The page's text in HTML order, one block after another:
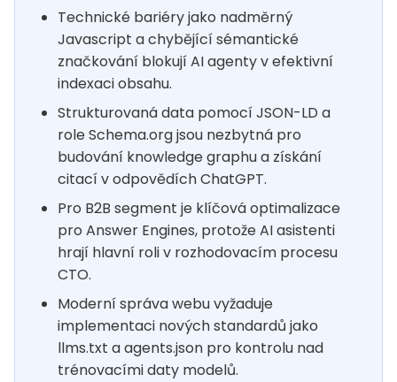
Technické bariéry jako nadměrný
Javascript a chybějící sémantické
značkování blokují AI agenty v efektivní
indexaci obsahu.
Strukturovaná data pomocí JSON-LD a
role Schema.org jsou nezbytná pro
budování knowledge graphu a získání
citací v odpovědích ChatGPT.
Pro B2B segment je klíčová optimalizace
pro Answer Engines, protože AI asistenti
hrají hlavní roli v rozhodovacím procesu
CTO.
Moderní správa webu vyžaduje
implementaci nových standardů jako
llms.txt a agents.json pro kontrolu nad
trénovacími daty modelů.